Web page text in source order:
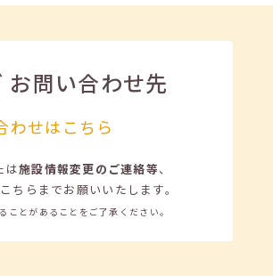
お問い合わせ先
わせはこちら
は施設情報変更のご連絡等、
ちらまでお願いいたします。
ことがあることをご了承ください。